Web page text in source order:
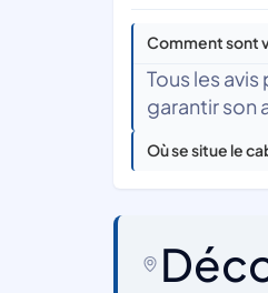
Comment sont
Tous les
garantir son
Où se situe le